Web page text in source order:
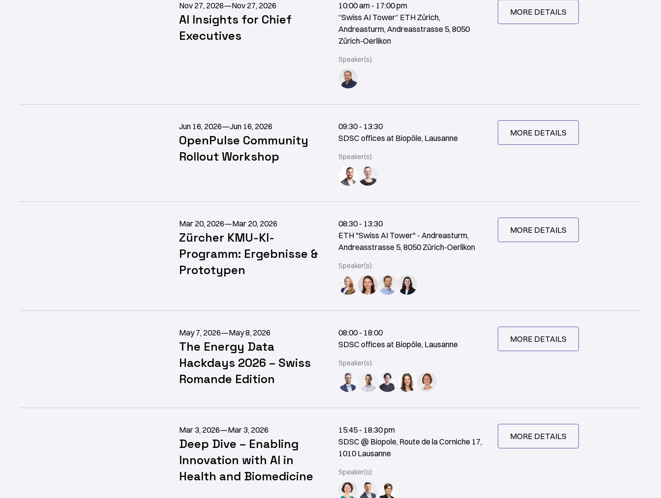
Nov 27, 2026—Nov 27, 2026
AI Insights for Chief
Executives
10:00 am - 17:00 pm
“Swiss AI Tower“ ETH Zürich,
Andreasturm, Andreasstrasse 5, 8050
Zürich-Oerlikon
Speaker(s):
MORE DETAILS
Jun 16, 2026—Jun 16, 2026
OpenPulse Community
Rollout Workshop
09:30 - 13:30
SDSC offices at Biopôle, Lausanne
Speaker(s):
MORE DETAILS
Mar 20, 2026—Mar 20, 2026
Zürcher KMU-KI-
Programm: Ergebnisse &
Prototypen
08:30 - 13:30
ETH "Swiss AI Tower" - Andreasturm,
Andreasstrasse 5, 8050 Zürich-Oerlikon
Speaker(s):
MORE DETAILS
May 7, 2026—May 8, 2026
The Energy Data
Hackdays 2026 – Swiss
Romande Edition
08:00 - 18:00
SDSC offices at Biopôle, Lausanne
Speaker(s):
MORE DETAILS
Mar 3, 2026—Mar 3, 2026
Deep Dive – Enabling
Innovation with AI in
Health and Biomedicine
15:45 - 18:30 pm
SDSC @ Biopole, Route de la Corniche 17,
1010 Lausanne
Speaker(s):
MORE DETAILS